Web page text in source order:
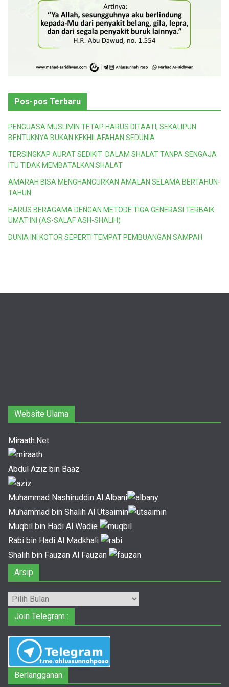
Pos-pos Terbaru
PENGUASA MUSLIMIN TETAP HARUS DITAATI, SEKALIPUN
BENTUKNYA BUKAN KEKHILAFAHAN SEDUNIA
TERSINGKAP AURAT SEDIKIT DALAM SHALAT TANPA SENGAJA
ITU TIDAK MEMBATALKAN SHALAT
AMARAH BISA MENGHANCURKAN AMALAN SELAMA BERTAHUN-
TAHUN
HARUS BERAGAMA DENGAN METODE TIGA GENERASI TERBAIK
UMAT INI (AS-SALAF ASH-SHALIH)
DUNIA INI KOTOR SEPERTI TEMPAT PEMBUANGAN SAMPAH
Website Ulama
Miraath.Net
Abdul Aziz bin Baaz
Muhammad Nashiruddin Al Albani
Muhammad bin Shalih Al Utsaimin
Muqbil bin Hadi Al Wadie
Rabi bin Hadi Al Madkhali
Shalih bin Fauzan Al Fauzan
Arsip
Arsip
Join Telegram :
Berlangganan